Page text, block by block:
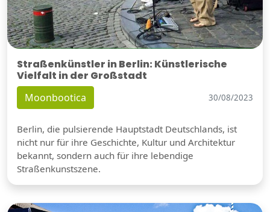
Straßenkünstler in Berlin: Künstlerische
Vielfalt in der Großstadt
Moonbootica 30/08/2023
Berlin, die pulsierende Hauptstadt Deutschlands, ist
nicht nur für ihre Geschichte, Kultur und Architektur
bekannt, sondern auch für ihre lebendige
Straßenkunstszene.